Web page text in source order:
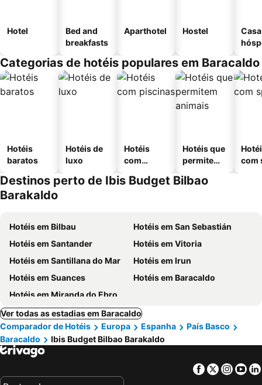
Hotel
Bed and
breakfasts
Aparthotel Hostel
Categorias de hotéis populares em Baracaldo
Hotéis
baratos
Hotéis de
luxo
Hotéis
com
Hotéis que
permitem
com
Destinos perto de Ibis Budget Bilbao
Barakaldo
Hotéis em Bilbau
Hotéis em San Sebastián
Hotéis em Santander
Hotéis em Vitoria
Hotéis em Santillana do Mar
Hotéis em Irun
Hotéis em Suances
Hotéis em Baracaldo
Hotéis em Miranda do Ebro
Ver todas as estadias em Baracaldo
Comparador de Hotéis
Europa Espanha
País Basco
Baracaldo
Ibis Budget Bilbao Barakaldo
Facebook
Twitter